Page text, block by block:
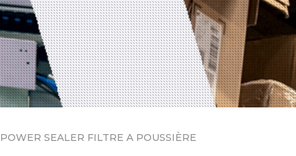
POWER SEALER FILTRE A POUSSIÈRE